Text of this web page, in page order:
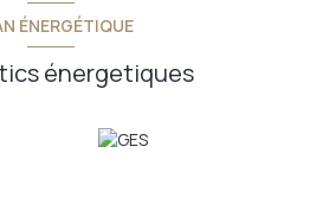
ÉNERGÉTIQUE
énergetiques